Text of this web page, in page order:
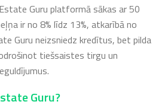
Guru platformā sākas ar 50
ir no 8% līdz 13%, atkarībā no
Guru neizsniedz kredītus, bet pilda
tiešsaistes tirgu un
Guru?